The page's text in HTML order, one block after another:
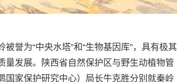
誉为“中央水塔”和“生物基因库”，具有极其
量发展。陕西省自然保护区与野生动植物管
家保护研究中心）局长牛克胜分别就秦岭